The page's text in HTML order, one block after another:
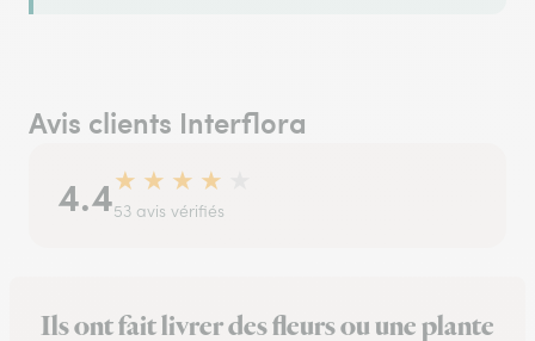
Avis clients Interflora
4.4★ ★ ★ ★
53 avis vérifiés
Ils ont fait livrer des fleurs ou une plante